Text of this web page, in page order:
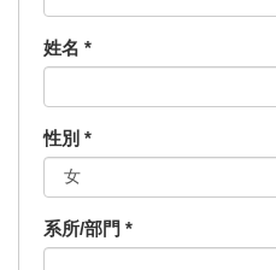
姓名 *
性別 *
系所/部門 *